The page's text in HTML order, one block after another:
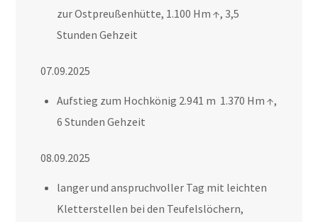
zur Ostpreußenhütte, 1.100 Hm ↑, 3,5
Stunden Gehzeit
07.09.2025
Aufstieg zum Hochkönig 2.941 m 1.370 Hm ↑,
6 Stunden Gehzeit
08.09.2025
langer und anspruchvoller Tag mit leichten
Kletterstellen bei den Teufelslöchern,